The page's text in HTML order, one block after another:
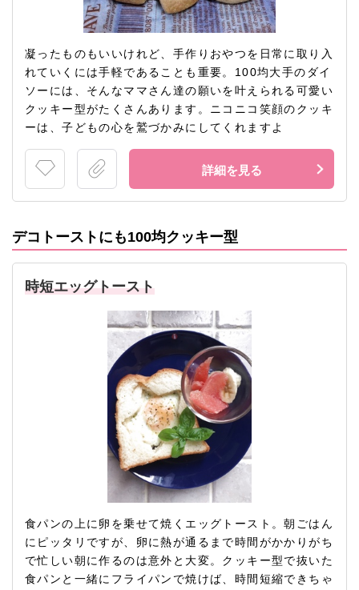
凝ったものもいいけれど、手作りおやつを日常に取り入
れていくには手軽であることも重要。100均大手のダイ
ソーには、そんなママさん達の願いを叶えられる可愛い
クッキー型がたくさんあります。ニコニコ笑顔のクッキ
ーは、子どもの心を鷲づかみにしてくれますよ
詳細を見る
デコトーストにも100均クッキー型
時短エッグトースト
食パンの上に卵を乗せて焼くエッグトースト。朝ごはん
にピッタリですが、卵に熱が通るまで時間がかかりがち
で忙しい朝に作るのは意外と大変。クッキー型で抜いた
食パンと一緒にフライパンで焼けば、時間短縮できちゃ